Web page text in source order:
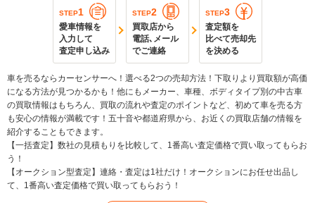
STEP1
愛車情報を
入力して
査定申し込み
STEP2
買取店から
電話､メール
でご連絡
STEP3
査定額を
比べて売却先
を決める
車を売るならカーセンサーへ！選べる2つの売却方法！下取りより買取額が高価
になる方法が見つかるかも！他にもメーカー、車種、ボディタイプ別の中古車
の買取情報はもちろん、買取の流れや査定のポイントなど、初めて車を売る方
も安心の情報が満載です！五十音や都道府県から、お近くの買取店舗の情報を
紹介することもできます。
【一括査定】数社の見積もりを比較して、1番高い査定価格で買い取ってもらお
う！
【オークション型査定】連絡・査定は1社だけ！オークションにお任せ出品し
て、1番高い査定価格で買い取ってもらおう！